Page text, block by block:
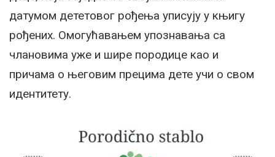
датумом дететовог рођења уписују у књигу
рођених. Омогућавањем упознавања са
члановима уже и шире породице као и
причама о његовим прецима дете учи о свом
идентитету.